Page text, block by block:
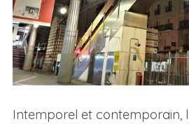
Intemporel et contemporain,